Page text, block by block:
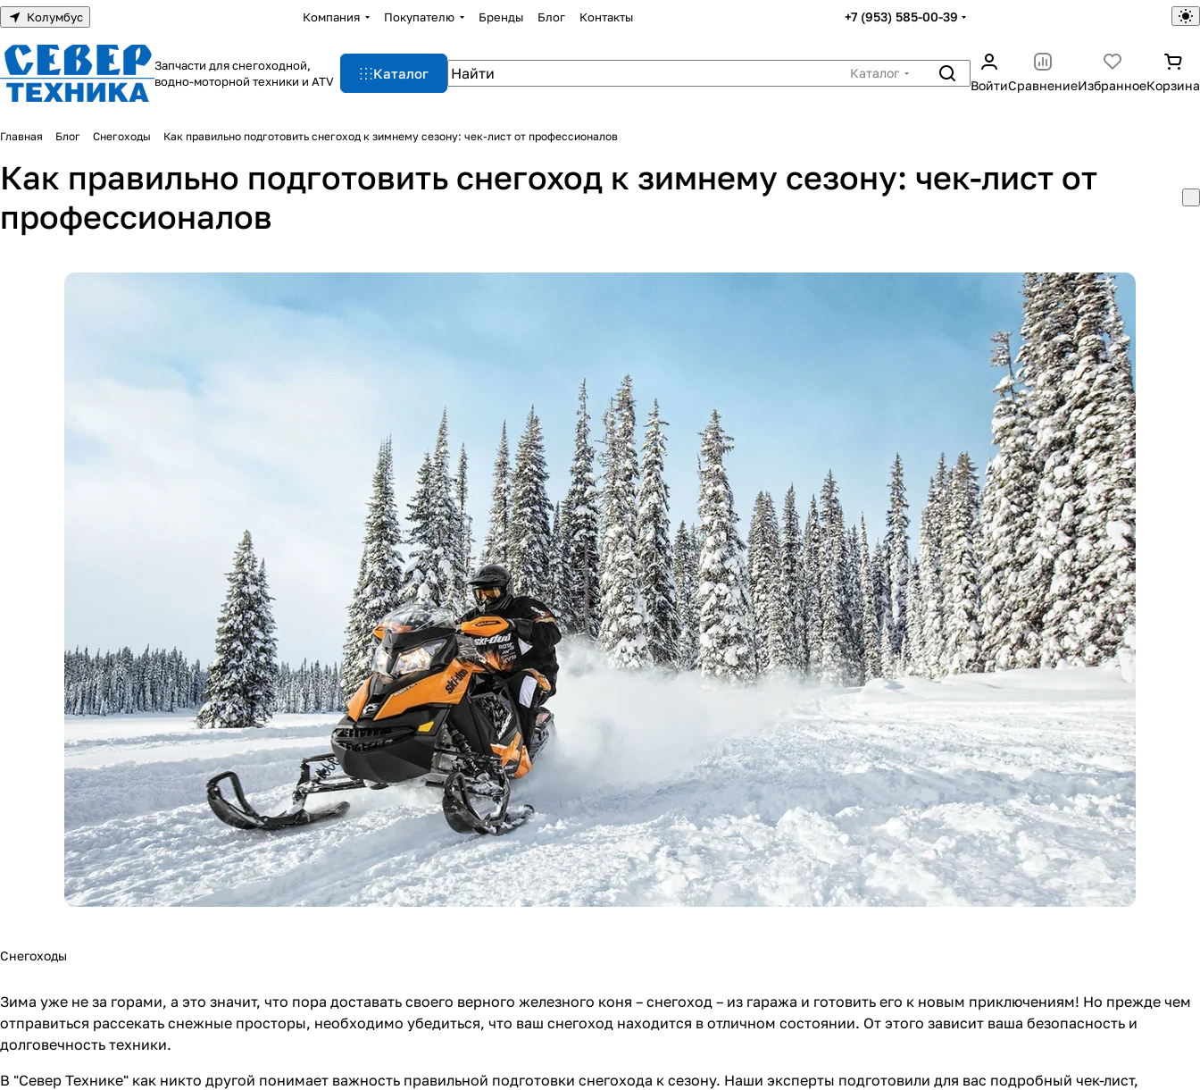
Колумбус Компания Покупателю Бренды Блог Контакты +7 (953) 585-00-39
Запчасти для снегоходной,
водно-моторной техники и ATV
Каталог
Каталог
ВойтиСравнениеИзбранноеКорзина
Главная Блог Снегоходы Как правильно подготовить снегоход к зимнему сезону: чек-лист от профессионалов
Как правильно подготовить снегоход к зимнему сезону: чек-лист от
профессионалов
Снегоходы
Зима уже не за горами, а это значит, что пора доставать своего верного железного коня – снегоход – из гаража и готовить его к новым приключениям! Но прежде чем
отправиться рассекать снежные просторы, необходимо убедиться, что ваш снегоход находится в отличном состоянии. От этого зависит ваша безопасность и
долговечность техники.
В "Север Технике" как никто другой понимает важность правильной подготовки снегохода к сезону. Наши эксперты подготовили для вас подробный чек-лист,